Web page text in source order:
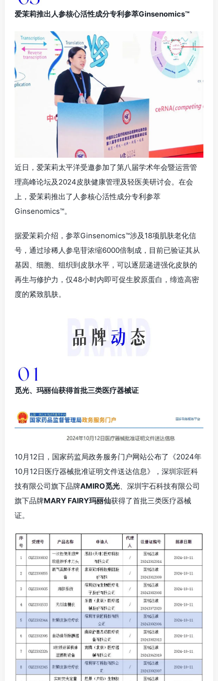
爱茉莉推出人参核心活性成分专利参萃Ginsenomics™
近日，爱茉莉太平洋受邀参加了第八届学术年会暨运营管
理高峰论坛及2024皮肤健康管理及轻医美研讨会。在会
上，爱茉莉推出了人参核心活性成分专利参萃
Ginsenomics™。
据爱茉莉介绍，参萃Ginsenomics™涉及18项肌肤老化信
号，通过珍稀人参皂苷浓缩6000倍制成，目前已验证其从
基因、细胞、组织到皮肤水平，可以逐层递进强化皮肤的
再生与修护力，仅48小时内即可促生胶原蛋白，缔造高密
度的紧致肌肤。
觅光、玛丽仙获得首批三类医疗器械证
10月12日，国家药监局政务服务门户网站公布了《2024年
10月12日医疗器械批准证明文件送达信息》，深圳宗匠科
技有限公司旗下品牌AMIRO觅光、深圳宇石科技有限公司
旗下品牌MARY FAIRY玛丽仙获得了首批三类医疗器械
证。